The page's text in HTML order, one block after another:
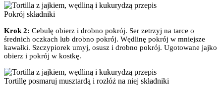
Pokrój składniki
Krok 2: Cebulę obierz i drobno pokrój. Ser zetrzyj na tarce o
średnich oczkach lub drobno pokrój. Wędlinę pokrój w mniejsze
kawałki. Szczypiorek umyj, osusz i drobno pokrój. Ugotowane jajko
obierz i pokrój w kostkę.
Tortillę posmaruj musztardą i rozłóż na niej składniki